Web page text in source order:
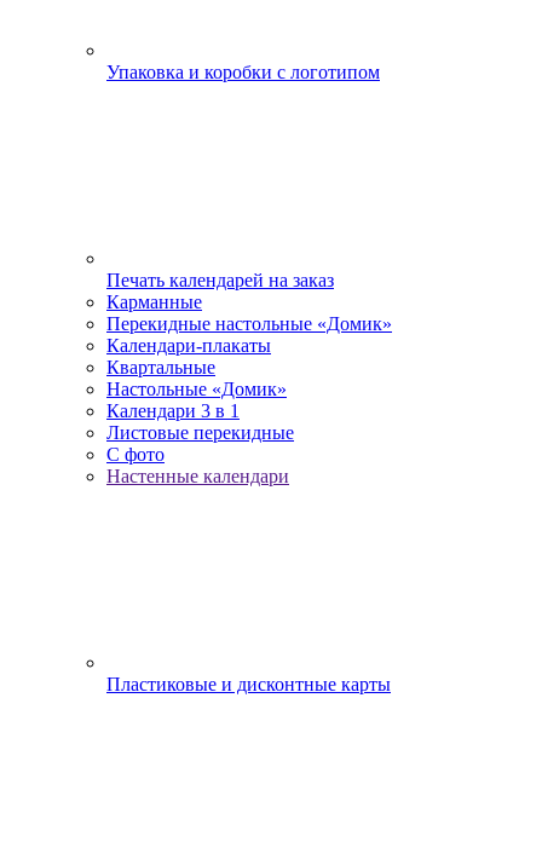
Упаковка и коробки с логотипом
Печать календарей на заказ
Карманные
Перекидные настольные «Домик»
Календари-плакаты
Квартальные
Настольные «Домик»
Календари 3 в 1
Листовые перекидные
С фото
Настенные календари
Пластиковые и дисконтные карты